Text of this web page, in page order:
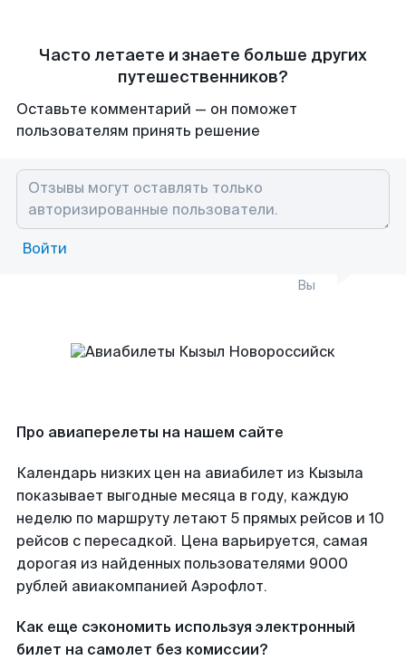
Часто летаете и знаете больше других
путешественников?
Оставьте комментарий — он поможет
пользователям принять решение
Войти
Вы
Про авиаперелеты на нашем сайте
Календарь низких цен на авиабилет из Кызыла
показывает выгодные месяца в году, каждую
неделю по маршруту летают 5 прямых рейсов и 10
рейсов с пересадкой. Цена варьируется, самая
дорогая из найденных пользователями 9000
рублей авиакомпанией Аэрофлот.
Как еще сэкономить используя электронный
билет на самолет без комиссии?